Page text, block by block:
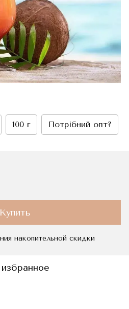
100 г Потрібний опт?
Купить
накопительной скидки